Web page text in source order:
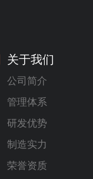
关于我们
公司简介
管理体系
研发优势
制造实力
荣誉资质